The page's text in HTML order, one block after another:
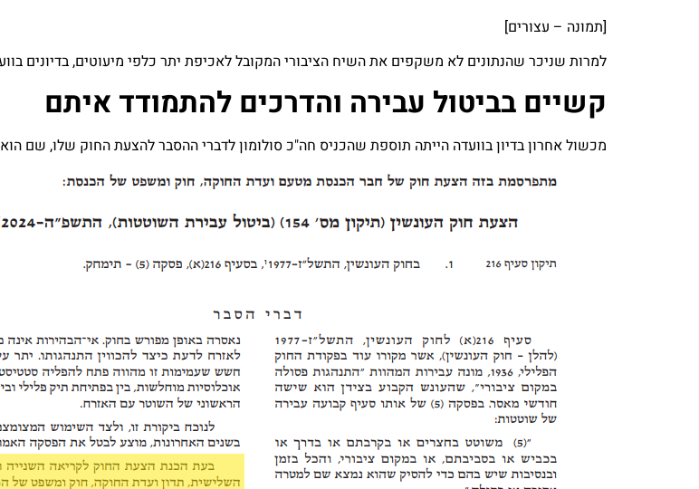
[תמונה – עצורים]
למרות שניכר שהנתונים לא משקפים את השיח הציבורי המקובל לאכיפת יתר כלפי מיעוטים, בדיונים
קשיים בביטול עבירה והדרכים להתמודד איתם
מכשול אחרון בדיון בוועדה הייתה תוספת שהכניס חה"כ סולומון לדברי ההסבר להצעת החוק שלו, שם